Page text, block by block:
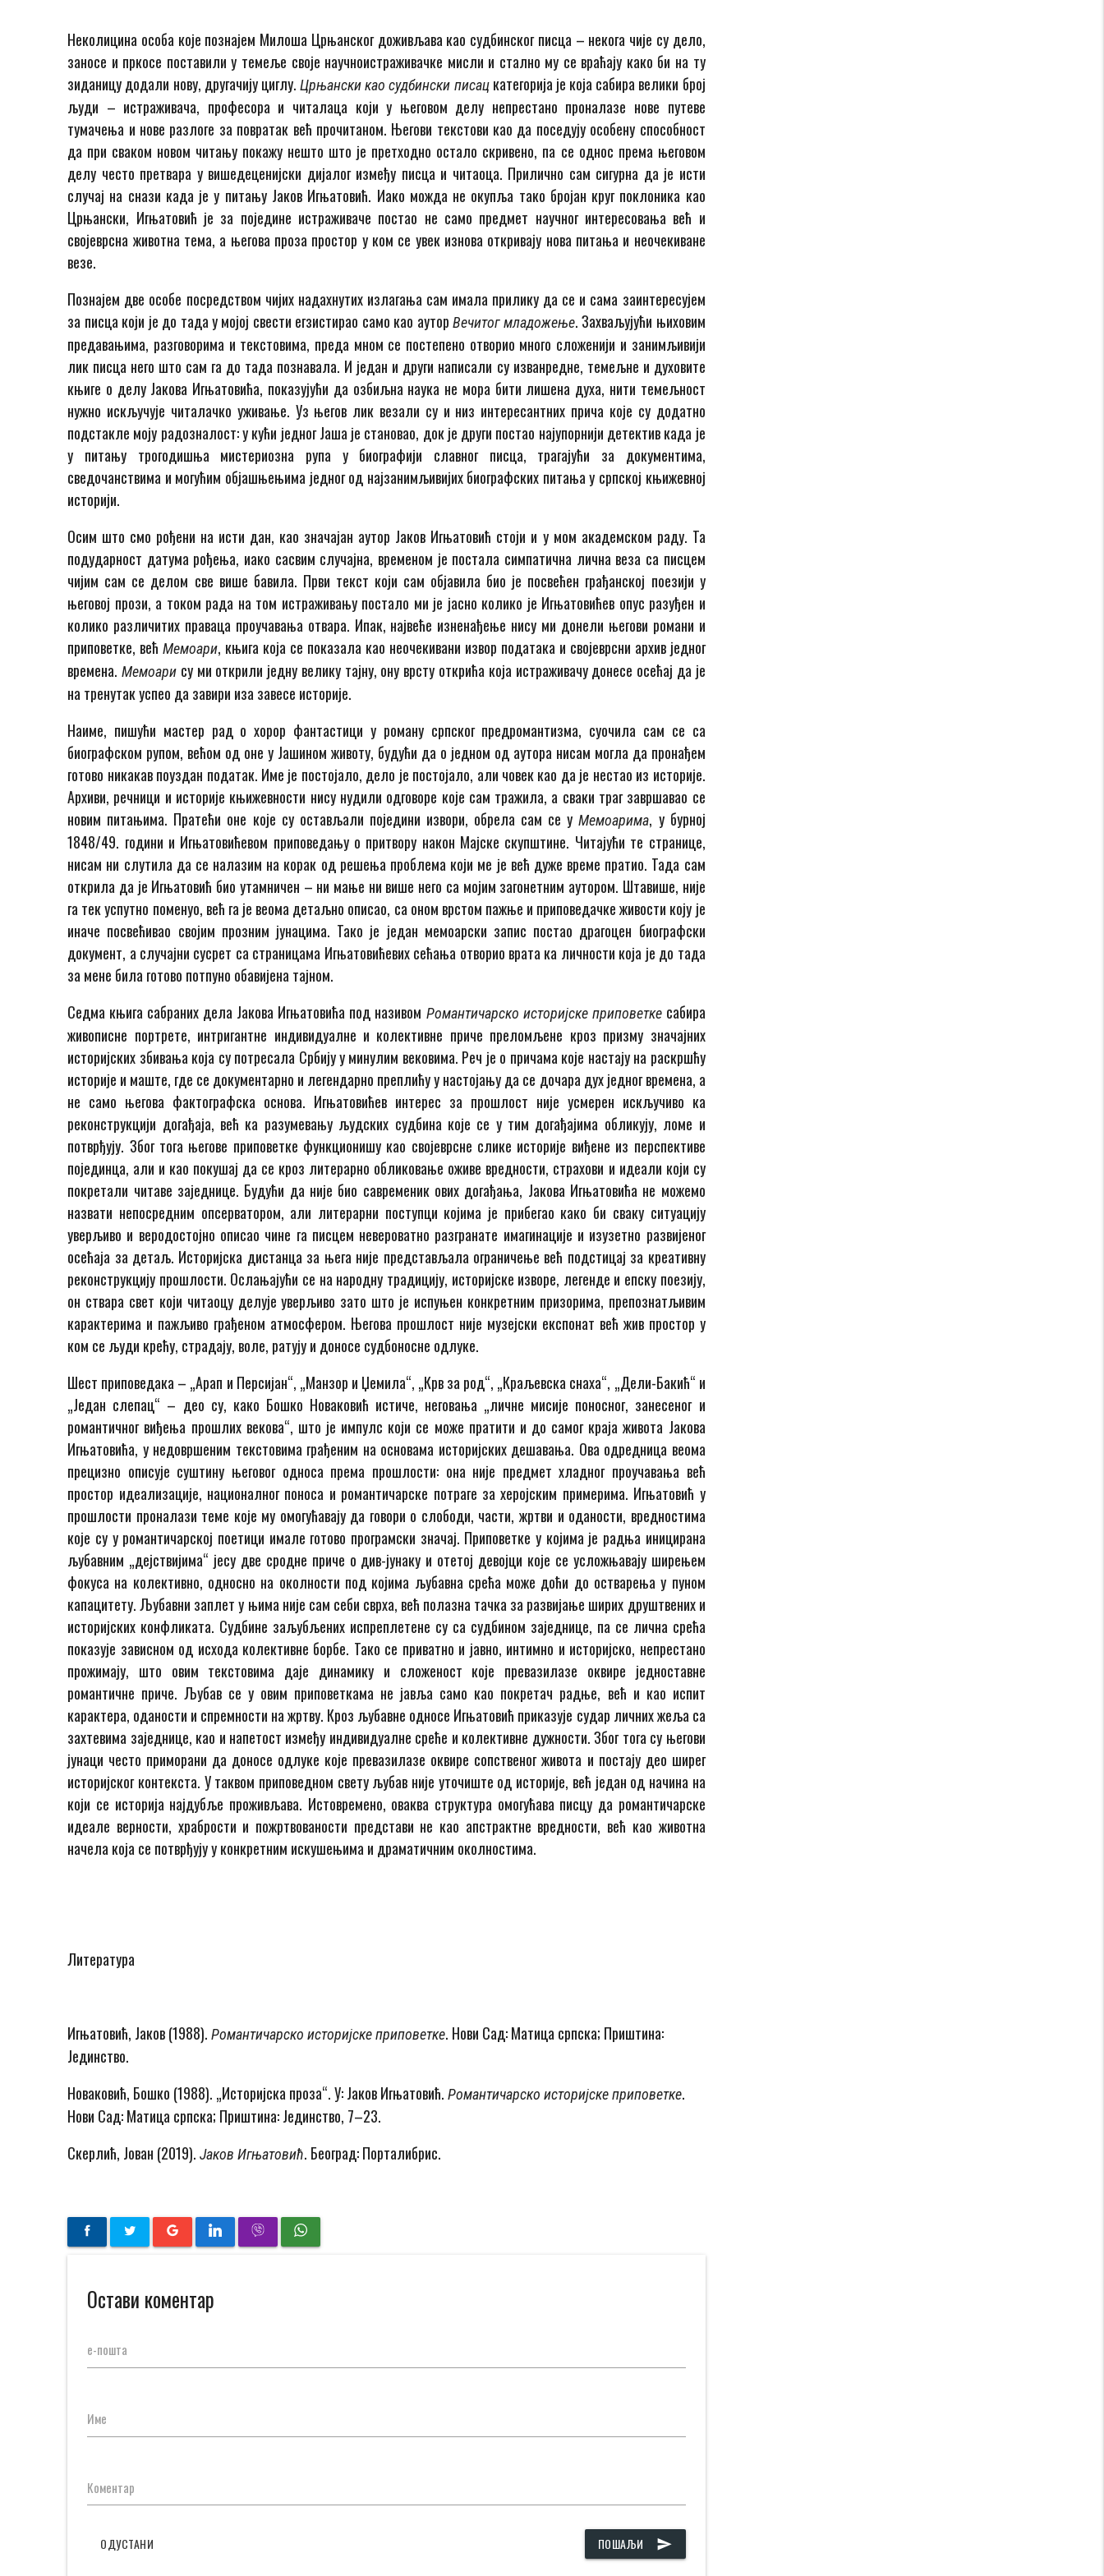
Неколицина особа које познајем Милоша Црњанског доживљава као судбинског писца – некога чије су дело,
заносе и пркосе поставили у темеље своје научноистраживачке мисли и стално му се враћају како би на ту
зиданицу додали нову, другачију циглу.Црњански као судбински писацкатегорија је која сабира велики број
људи – истраживача, професора и читалаца који у његовом делу непрестано проналазе нове путеве
тумачења и нове разлоге за повратак већ прочитаном. Његови текстови као да поседују особену способност
да при сваком новом читању покажу нешто што је претходно остало скривено, па се однос према његовом
делу често претвара у вишедеценијски дијалог између писца и читаоца. Прилично сам сигурна да је исти
случај на снази када је у питању Јаков Игњатовић. Иако можда не окупља тако бројан круг поклоника као
Црњански, Игњатовић је за поједине истраживаче постао не само предмет научног интересовања већ и
својеврсна животна тема, а његова проза простор у ком се увек изнова откривају нова питања и неочекиване
везе.
Познајем две особе посредством чијих надахнутих излагања сам имала прилику да се и сама заинтересујем
за писца који је до тада у мојој свести егзистирао само као ауторВечитог младожење. Захваљујући њиховим
предавањима, разговорима и текстовима, преда мном се постепено отворио много сложенији и занимљивији
лик писца него што сам га до тада познавала. И један и други написали су изванредне, темељне и духовите
књиге о делу Јакова Игњатовића, показујући да озбиљна наука не мора бити лишена духа, нити темељност
нужно искључује читалачко уживање. Уз његов лик везали су и низ интересантних прича које су додатно
подстакле моју радозналост: у кући једног Јаша је становао, док је други постао најупорнији детектив када је
у питању трогодишња мистериозна рупа у биографији славног писца, трагајући за документима,
сведочанствима и могућим објашњењима једног од најзанимљивијих биографских питања у српској књижевној
историји.
Осим што смо рођени на исти дан, као значајан аутор Јаков Игњатовић стоји и у мом академском раду. Та
подударност датума рођења, иако сасвим случајна, временом је постала симпатична лична веза са писцем
чијим сам се делом све више бавила. Први текст који сам објавила био је посвећен грађанској поезији у
његовој прози, а током рада на том истраживању постало ми је јасно колико је Игњатовићев опус разуђен и
колико различитих праваца проучавања отвара. Ипак, највеће изненађење нису ми донели његови романи и
приповетке, већМемоари, књига која се показала као неочекивани извор података и својеврсни архив једног
времена. Мемоари су ми открили једну велику тајну, ону врсту открића која истраживачу донесе осећај да је
на тренутак успео да завири иза завесе историје.
Наиме, пишући мастер рад о хорор фантастици у роману српског предромантизма, суочила сам се са
биографском рупом, већом од оне у Јашином животу, будући да о једном од аутора нисам могла да пронађем
готово никакав поуздан податак. Име је постојало, дело је постојало, али човек као да је нестао из историје.
Архиви, речници и историје књижевности нису нудили одговоре које сам тражила, а сваки траг завршавао се
новим питањима. Пратећи оне које су остављали поједини извори, обрела сам се уМемоарима, у бурној
1848/49. години и Игњатовићевом приповедању о притвору након Мајске скупштине. Читајући те странице,
нисам ни слутила да се налазим на корак од решења проблема који ме је већ дуже време пратио. Тада сам
открила да је Игњатовић био утамничен – ни мање ни више него са мојим загонетним аутором. Штавише, није
га тек успутно поменуо, већ га је веома детаљно описао, са оном врстом пажње и приповедачке живости коју је
иначе посвећивао својим прозним јунацима. Тако је један мемоарски запис постао драгоцен биографски
документ, а случајни сусрет са страницама Игњатовићевих сећања отворио врата ка личности која је до тада
за мене била готово потпуно обавијена тајном.
Седма књига сабраних дела Јакова Игњатовића под називом Романтичарско историјске приповеткесабира
живописне портрете, интригантне индивидуалне и колективне приче преломљене кроз призму значајних
историјских збивања која су потресала Србију у минулим вековима. Реч је о причама које настају на раскршћу
историје и маште, где се документарно и легендарно преплићу у настојању да се дочара дух једног времена, а
не само његова фактографска основа. Игњатовићев интерес за прошлост није усмерен искључиво ка
реконструкцији догађаја, већ ка разумевању људских судбина које се у тим догађајима обликују, ломе и
потврђују. Због тога његове приповетке функционишу као својеврсне слике историје виђене из перспективе
појединца, али и као покушај да се кроз литерарно обликовање оживе вредности, страхови и идеали који су
покретали читаве заједнице. Будући да није био савременик ових догађања, Јакова Игњатовића не можемо
назвати непосредним опсерватором, али литерарни поступци којима је прибегао како би сваку ситуацију
уверљиво и веродостојно описао чине га писцем невероватно разгранате имагинације и изузетно развијеног
осећаја за детаљ. Историјска дистанца за њега није представљала ограничење већ подстицај за креативну
реконструкцију прошлости. Ослањајући се на народну традицију, историјске изворе, легенде и епску поезију,
он ствара свет који читаоцу делује уверљиво зато што је испуњен конкретним призорима, препознатљивим
карактерима и пажљиво грађеном атмосфером. Његова прошлост није музејски експонат већ жив простор у
ком се људи крећу, страдају, воле, ратују и доносе судбоносне одлуке.
Шест приповедака – „Арап и Персијан“, „Манзор и Џемила“, „Крв за род“, „Краљевска снаха“, „Дели-Бакић“ и
„Један слепац“ – део су, како Бошко Новаковић истиче, неговања „личне мисије поносног, занесеног и
романтичног виђења прошлих векова“, што је импулс који се може пратити и до самог краја живота Јакова
Игњатовића, у недовршеним текстовима грађеним на основама историјских дешавања. Ова одредница веома
прецизно описује суштину његовог односа према прошлости: она није предмет хладног проучавања већ
простор идеализације, националног поноса и романтичарске потраге за херојским примерима. Игњатовић у
прошлости проналази теме које му омогућавају да говори о слободи, части, жртви и оданости, вредностима
које су у романтичарској поетици имале готово програмски значај. Приповетке у којима је радња иницирана
љубавним „дејствијима“ јесу две сродне приче о див-јунаку и отетој девојци које се усложњавају ширењем
фокуса на колективно, односно на околности под којима љубавна срећа може доћи до остварења у пуном
капацитету. Љубавни заплет у њима није сам себи сврха, већ полазна тачка за развијање ширих друштвених и
историјских конфликата. Судбине заљубљених испреплетене су са судбином заједнице, па се лична срећа
показује зависном од исхода колективне борбе. Тако се приватно и јавно, интимно и историјско, непрестано
прожимају, што овим текстовима даје динамику и сложеност које превазилазе оквире једноставне
романтичне приче. Љубав се у овим приповеткама не јавља само као покретач радње, већ и као испит
карактера, оданости и спремности на жртву. Кроз љубавне односе Игњатовић приказује судар личних жеља са
захтевима заједнице, као и напетост између индивидуалне среће и колективне дужности. Због тога су његови
јунаци често приморани да доносе одлуке које превазилазе оквире сопственог живота и постају део ширег
историјског контекста. У таквом приповедном свету љубав није уточиште од историје, већ један од начина на
који се историја најдубље проживљава. Истовремено, оваква структура омогућава писцу да романтичарске
идеале верности, храбрости и пожртвованости представи не као апстрактне вредности, већ као животна
начела која се потврђују у конкретним искушењима и драматичним околностима.
Литература
Игњатовић, Јаков (1988).Романтичарско историјске приповетке. Нови Сад: Матица српска; Приштина:
Јединство.
Новаковић, Бошко (1988). „Историјска проза“. У: Јаков Игњатовић.Романтичарско историјске приповетке.
Нови Сад: Матица српска; Приштина: Јединство, 7–23.
Скерлић, Јован (2019).Јаков Игњатовић. Београд: Порталибрис.
Остави коментар
е-пошта
Име
Коментар
ПОШАЉИ send
ОДУСТАНИ